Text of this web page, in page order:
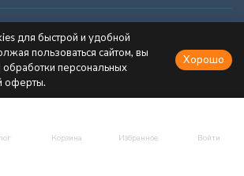
Корзина Избранное Войти
для быстрой и удобной
пользоваться сайтом, вы
обработки персональных
оферты.
Хорошо